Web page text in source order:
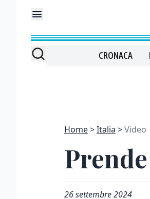
CRONACA
Home Italia Video
26 settembre 2024